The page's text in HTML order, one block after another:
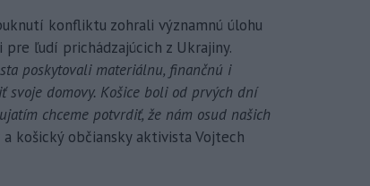
konfliktu zohrali významnú úlohu
ľudí prichádzajúcich z Ukrajiny.
poskytovali materiálnu, finančnú i
domovy. Košice boli od prvých dní
chceme potvrdiť, že nám osud našich
košický občiansky aktivista Vojtech